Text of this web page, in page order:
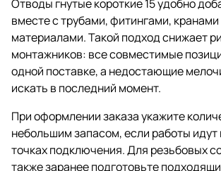
Отводы гнутые короткие 15 удобно
вместе с трубами, фитингами,
материалами. Такой подход снижает
монтажников: все совместимые
одной поставке, а недостающие
искать в последний момент.
При оформлении заказа укажите
небольшим запасом, если работы идут
точках подключения. Для резьбовых
также заранее подготовьте